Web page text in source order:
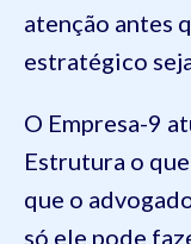
atenção antes
estratégico
O Empresa-9
Estrutura o
que o
só ele pode